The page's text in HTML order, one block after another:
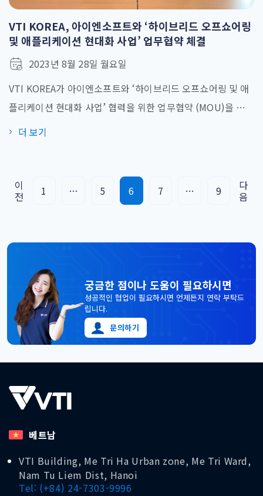
VTI KOREA, 아이엔소프트와 ‘하이브리드 오프쇼어링
및 애플리케이션 현대화 사업’ 업무협약 체결
2023년 8월 28일 월요일
VTI KOREA가 아이엔소프트와 ‘하이브리드 오프쇼어링 및 애
플리케이션 현대화 사업’ 협력을 위한 업무협약 (MOU)을 체결
했다고 2023년 3월 13일 밝혔다. 이번 협약을 통해 아이엔소
양사가 협력하기 위해 마련되었다. 향후 양사가 협력의 범위를
글로벌 시장으로 확대해 나가기 기대되었다. 양사는 베트남에
결하고 아이엔소프트가 [...]
더 보기
Posts
이
전
1 … 5 6 7 … 9
다
음
궁금한 점이나 도움이 필요하시면
성공적인 협업이 필요하시면 언제든지 연락 부탁드
립니다.
문의하기
베트남
VTI Building, Me Tri Ha Urban zone, Me Tri Ward,
Nam Tu Liem Dist, Hanoi
Tel: (+84) 24-7303-9996